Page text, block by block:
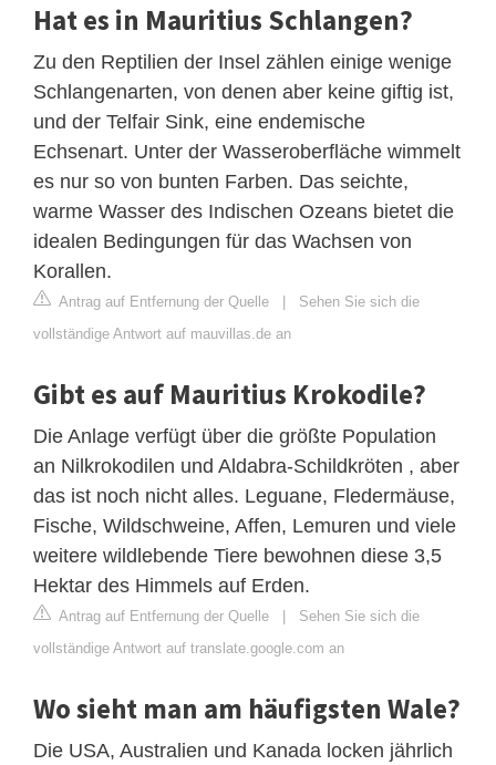
Hat es in Mauritius Schlangen?
Zu den Reptilien der Insel zählen einige wenige
Schlangenarten, von denen aber keine giftig ist,
und der Telfair Sink, eine endemische
Echsenart. Unter der Wasseroberfläche wimmelt
es nur so von bunten Farben. Das seichte,
warme Wasser des Indischen Ozeans bietet die
idealen Bedingungen für das Wachsen von
Korallen.
Antrag auf Entfernung der Quelle | Sehen Sie sich die
vollständige Antwort auf mauvillas.de an
Gibt es auf Mauritius Krokodile?
Die Anlage verfügt über die größte Population
an Nilkrokodilen und Aldabra-Schildkröten , aber
das ist noch nicht alles. Leguane, Fledermäuse,
Fische, Wildschweine, Affen, Lemuren und viele
weitere wildlebende Tiere bewohnen diese 3,5
Hektar des Himmels auf Erden.
Antrag auf Entfernung der Quelle | Sehen Sie sich die
vollständige Antwort auf translate.google.com an
Wo sieht man am häufigsten Wale?
Die USA, Australien und Kanada locken jährlich